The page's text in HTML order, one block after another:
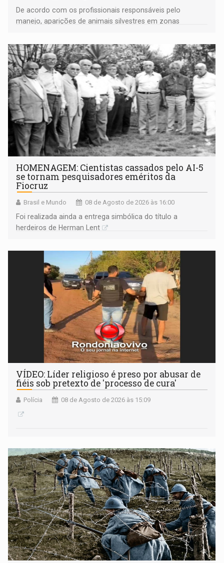
De acordo com os profissionais responsáveis pelo
manejo, aparições de animais silvestres em zonas
HOMENAGEM: Cientistas cassados pelo AI-5
se tornam pesquisadores eméritos da
Fiocruz
Brasil e Mundo 08 de Agosto de 2026 às 16:00
Foi realizada ainda a entrega simbólica do título a
herdeiros de Herman Lent
VÍDEO: Líder religioso é preso por abusar de
fiéis sob pretexto de 'processo de cura'
Polícia 08 de Agosto de 2026 às 15:09